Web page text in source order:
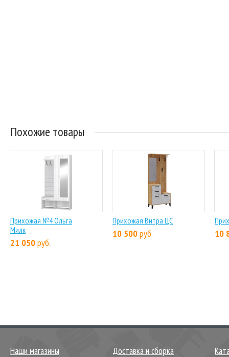
Похожие товары
Прихожая №4 Ольга
Милк
21 050руб.
Прихожая Витра ЦС
10 500руб. 10
Наши магазины
Доставка и сборка